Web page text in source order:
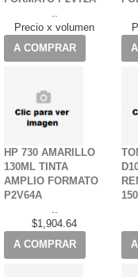
Precio x volumen
A COMPRAR
HP 730 AMARILLO
130ML TINTA
AMPLIO FORMATO
P2V64A
..
$1,904.64
A COMPRAR